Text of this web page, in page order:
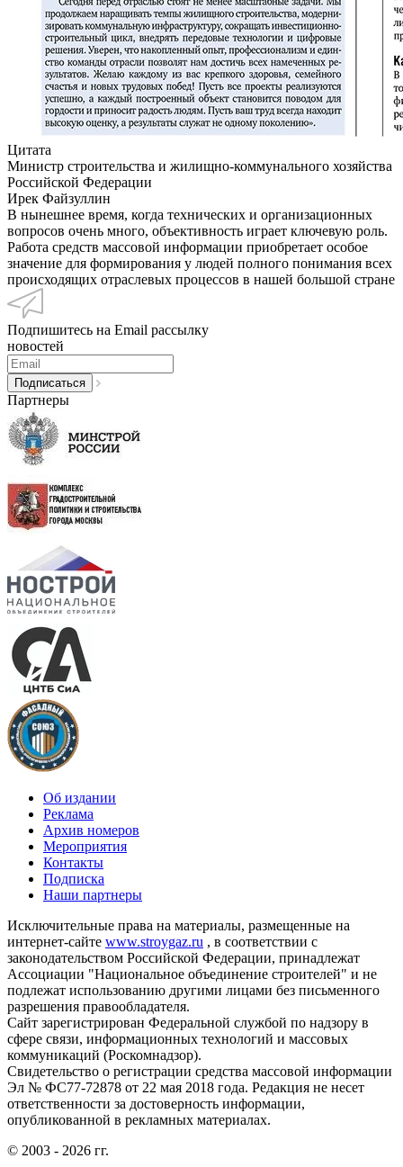
Цитата
Министр строительства и жилищно-коммунального хозяйства
Российской Федерации
Ирек Файзуллин
В нынешнее время, когда технических и организационных
вопросов очень много, объективность играет ключевую роль.
Работа средств массовой информации приобретает особое
значение для формирования у людей полного понимания всех
происходящих отраслевых процессов в нашей большой стране
Подпишитесь на Email рассылку
новостей
Партнеры
Об издании
Реклама
Архив номеров
Мероприятия
Контакты
Подписка
Наши партнеры
Исключительные права на материалы, размещенные на
интернет-сайте www.stroygaz.ru , в соответствии с
законодательством Российской Федерации, принадлежат
Ассоциации "Национальное объединение строителей" и не
подлежат использованию другими лицами без письменного
разрешения правообладателя.
Сайт зарегистрирован Федеральной службой по надзору в
сфере связи, информационных технологий и массовых
коммуникаций (Роскомнадзор).
Свидетельство о регистрации средства массовой информации
Эл № ФС77-72878 от 22 мая 2018 года. Редакция не несет
ответственности за достоверность информации,
опубликованной в рекламных материалах.
© 2003 - 2026 гг.